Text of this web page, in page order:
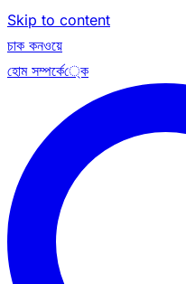
Skip to content
চাক কনওয়ে
হোম সম্পর্কে